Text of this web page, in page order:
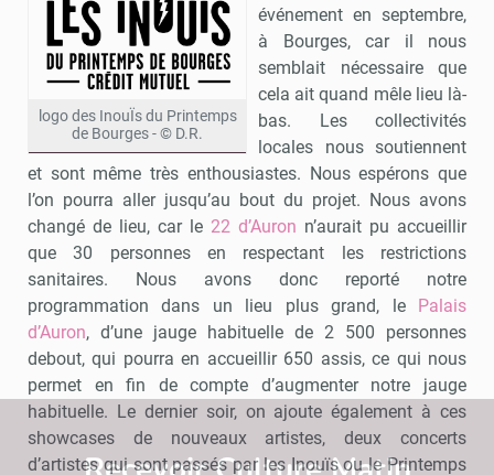
logo des InouÏs du Printemps
de Bourges - © D.R.
événement en septembre,
à Bourges, car il nous
semblait nécessaire que
cela ait quand mêle lieu là-
bas. Les collectivités
locales nous soutiennent
et sont même très enthousiastes. Nous espérons que
l’on pourra aller jusqu’au bout du projet. Nous avons
changé de lieu, car le 22 d’Auron n’aurait pu accueillir
que 30 personnes en respectant les restrictions
sanitaires. Nous avons donc reporté notre
programmation dans un lieu plus grand, le Palais
d’Auron, d’une jauge habituelle de 2 500 personnes
debout, qui pourra en accueillir 650 assis, ce qui nous
permet en fin de compte d’augmenter notre jauge
habituelle. Le dernier soir, on ajoute également à ces
showcases de nouveaux artistes, deux concerts
d’artistes qui sont passés par les Inouïs ou le Printemps